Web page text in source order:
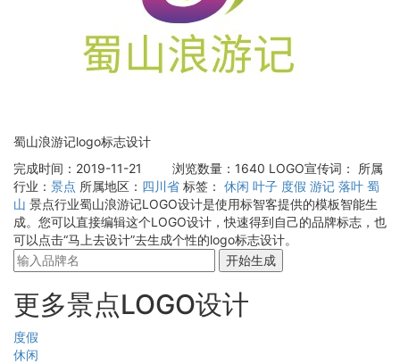
蜀山浪游记logo标志设计
完成时间：2019-11-21
浏览数量：1640 LOGO宣传词：
所属
行业： 景点 所属地区： 四川省 标签： 休闲 叶子 度假 游记 落叶 蜀
山 景点行业蜀山浪游记LOGO设计是使用标智客提供的模板智能生
成。您可以直接编辑这个LOGO设计，快速得到自己的品牌标志，也
可以点击“马上去设计”去生成个性的logo标志设计。
开始生成
更多景点LOGO设计
度假
休闲